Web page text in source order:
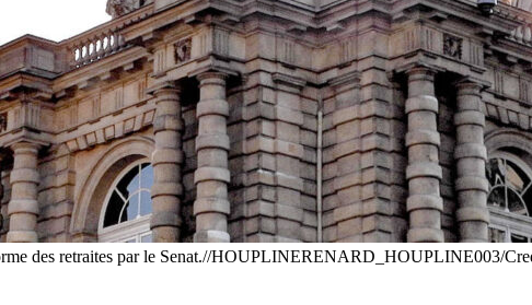
des retraites par le Senat.//HOUPLINERENARD_HOUPLINE003/